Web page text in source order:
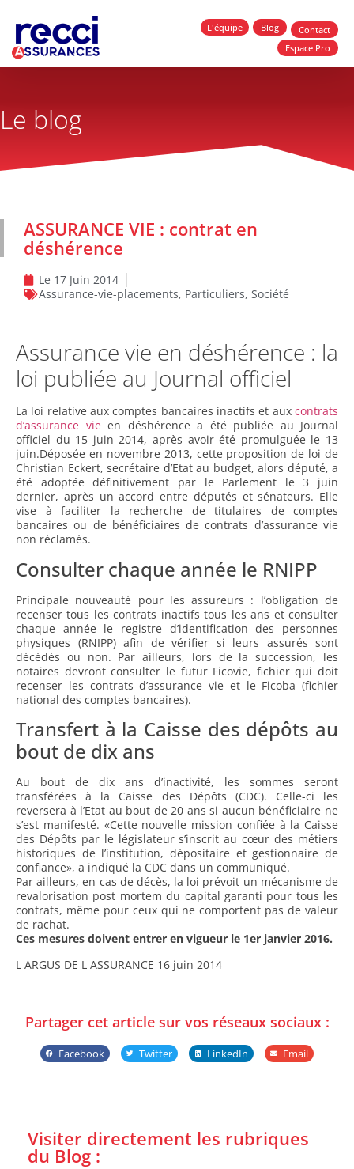
L'équipe Blog
Contact
Espace Pro
Le blog
ASSURANCE VIE : contrat en
déshérence
Le 17 Juin 2014
Assurance-vie-placements, Particuliers, Société
Assurance vie en déshérence : la
loi publiée au Journal officiel
La loi relative aux comptes bancaires inactifs et aux contrats
d’assurance vie en déshérence a été publiée au Journal
officiel du 15 juin 2014, après avoir été promulguée le 13
juin.Déposée en novembre 2013, cette proposition de loi de
Christian Eckert, secrétaire d’Etat au budget, alors député, a
été adoptée définitivement par le Parlement le 3 juin
dernier, après un accord entre députés et sénateurs. Elle
vise à faciliter la recherche de titulaires de comptes
bancaires ou de bénéficiaires de contrats d’assurance vie
non réclamés.
Consulter chaque année le RNIPP
Principale nouveauté pour les assureurs : l’obligation de
recenser tous les contrats inactifs tous les ans et consulter
chaque année le registre d’identification des personnes
physiques (RNIPP) afin de vérifier si leurs assurés sont
décédés ou non. Par ailleurs, lors de la succession, les
notaires devront consulter le futur Ficovie, fichier qui doit
recenser les contrats d’assurance vie et le Ficoba (fichier
national des comptes bancaires).
Transfert à la Caisse des dépôts au
bout de dix ans
Au bout de dix ans d’inactivité, les sommes seront
transférées à la Caisse des Dépôts (CDC). Celle-ci les
reversera à l’Etat au bout de 20 ans si aucun bénéficiaire ne
s’est manifesté. «Cette nouvelle mission confiée à la Caisse
des Dépôts par le législateur s’inscrit au cœur des métiers
historiques de l’institution, dépositaire et gestionnaire de
confiance», a indiqué la CDC dans un communiqué.
Par ailleurs, en cas de décès, la loi prévoit un mécanisme de
revalorisation post mortem du capital garanti pour tous les
contrats, même pour ceux qui ne comportent pas de valeur
de rachat.
Ces mesures doivent entrer en vigueur le 1er janvier 2016.
L ARGUS DE L ASSURANCE 16 juin 2014
Partager cet article sur vos réseaux sociaux :
Facebook Twitter LinkedIn Email
Visiter directement les rubriques
du Blog :